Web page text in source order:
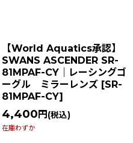
【World Aquatics承認】
SWANS ASCENDER SR-
81MPAF-CY｜レーシングゴ
ーグル ミラーレンズ [SR-
81MPAF-CY]
4,400 円 (税込)
在庫わずか